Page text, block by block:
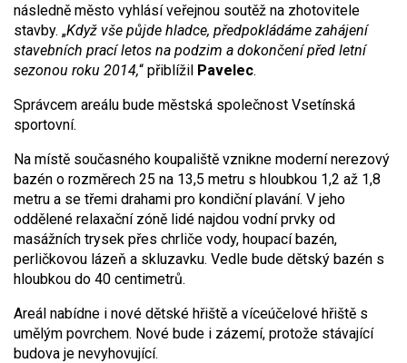
následně město vyhlásí veřejnou soutěž na zhotovitele
stavby. „Když vše půjde hladce, předpokládáme zahájení
stavebních prací letos na podzim a dokončení před letní
sezonou roku 2014,“ přiblížil Pavelec.
Správcem areálu bude městská společnost Vsetínská
sportovní.
Na místě současného koupaliště vznikne moderní nerezový
bazén o rozměrech 25 na 13,5 metru s hloubkou 1,2 až 1,8
metru a se třemi drahami pro kondiční plavání. V jeho
oddělené relaxační zóně lidé najdou vodní prvky od
masážních trysek přes chrliče vody, houpací bazén,
perličkovou lázeň a skluzavku. Vedle bude dětský bazén s
hloubkou do 40 centimetrů.
Areál nabídne i nové dětské hřiště a víceúčelové hřiště s
umělým povrchem. Nové bude i zázemí, protože stávající
budova je nevyhovující.